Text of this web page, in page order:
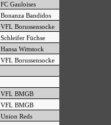
FC Gauloises
Bonanza Bandidos
VFL Borussensocke
Schleifer Füchse
Hansa Wittstock
VFL Borussensocke
VFL BMGB
VFL BMGB
Union Reds